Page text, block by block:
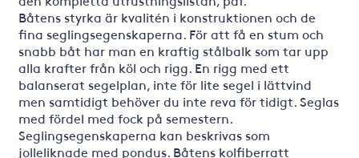
Båtens styrka är kvalitén i konstruktionen och de
fina seglingsegenskaperna. För att få en stum och
snabb båt har man en kraftig stålbalk som tar upp
alla krafter från köl och rigg. En rigg med ett
balanserat segelplan, inte för lite segel i lättvind
men samtidigt behöver du inte reva för tidigt. Seglas
med fördel med fock på semestern.
Seglingsegenskaperna kan beskrivas som
jolleliknade med pondus. Båtens kolfiberratt